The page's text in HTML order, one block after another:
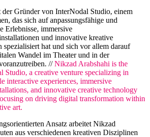
Gründer von InterNodal Studio, einem
das sich auf anpassungsfähige und
Erlebnisse, immersive
und innovative kreative
spezialisiert hat und sich vor allem darauf
Wandel im Theater und in der
//Nikzad Arabshahi is the
Studio, a creative venture specializing in
interactive experiences, immersive
and innovative creative technology
on driving digital transformation within
art.
Ansatz arbeitet Nikzad
aus verschiedenen kreativen Disziplinen